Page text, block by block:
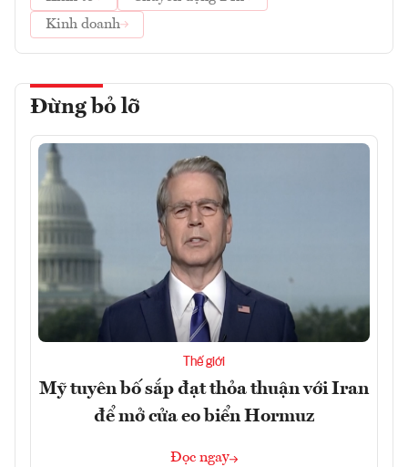
Kinh doanh
Đừng bỏ lỡ
Thế giới
Mỹ tuyên bố sắp đạt thỏa thuận với Iran
để mở cửa eo biển Hormuz
Đọc ngay